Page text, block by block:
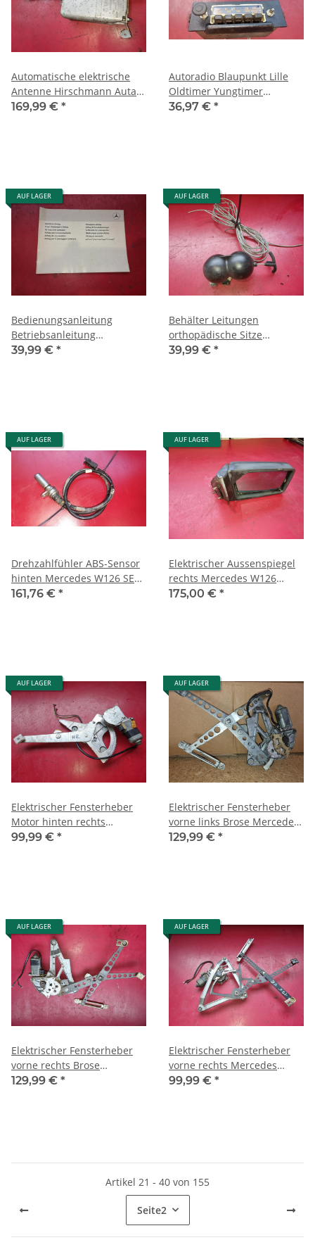
Automatische elektrische
Antenne Hirschmann Auta
6000 U 467 Mercedes
169,99 € *
Autoradio Blaupunkt Lille
Oldtimer Yungtimer
Mercedes Porsche VW BMW
36,97 € *
AUF LAGER
Bedienungsanleitung
Betriebsanleitung
Beifahrerairbag Mercedes
39,99 € *
AUF LAGER
Behälter Leitungen
orthopädische Sitze
Mercedes W126 SE SEL SEC
39,99 € *
AUF LAGER
Drehzahlfühler ABS-Sensor
hinten Mercedes W126 SE
SEL SEC 1265400017
161,76 € *
AUF LAGER
Elektrischer Aussenspiegel
rechts Mercedes W126
1979-1985 4-Pins
175,00 € *
AUF LAGER
Elektrischer Fensterheber
Motor hinten rechts
Mercedes W126 SE SEL
99,99 € *
AUF LAGER
Elektrischer Fensterheber
vorne links Brose Mercedes
W126 SE SEL 1267200546
129,99 € *
AUF LAGER
Elektrischer Fensterheber
vorne rechts Brose
Mercedes W126 SE SEL
129,99 € *
AUF LAGER
Elektrischer Fensterheber
vorne rechts Mercedes
W126 SE SEL alle Modelle
99,99 € *
Artikel 21 - 40 von 155
Seite2